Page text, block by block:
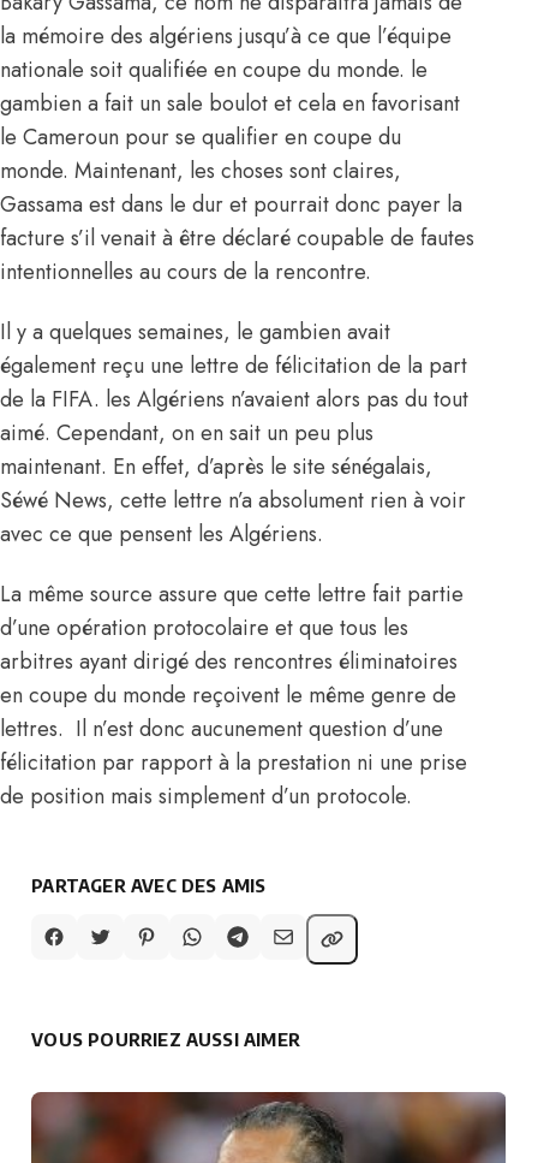
la mémoire des algériens jusqu’à ce que l’équipe
nationale soit qualifiée en coupe du monde. le
gambien a fait un sale boulot et cela en favorisant
le Cameroun pour se qualifier en coupe du
monde. Maintenant, les choses sont claires,
Gassama est dans le dur et pourrait donc payer la
facture s’il venait à être déclaré coupable de fautes
intentionnelles au cours de la rencontre.
Il y a quelques semaines, le gambien avait
également reçu une lettre de félicitation de la part
de la FIFA. les Algériens n’avaient alors pas du tout
aimé. Cependant, on en sait un peu plus
maintenant. En effet, d’après le site sénégalais,
Séwé News, cette lettre n’a absolument rien à voir
avec ce que pensent les Algériens.
La même source assure que cette lettre fait partie
d’une opération protocolaire et que tous les
arbitres ayant dirigé des rencontres éliminatoires
en coupe du monde reçoivent le même genre de
lettres. Il n’est donc aucunement question d’une
félicitation par rapport à la prestation ni une prise
de position mais simplement d’un protocole.
PARTAGER AVEC DES AMIS
VOUS POURRIEZ AUSSI AIMER